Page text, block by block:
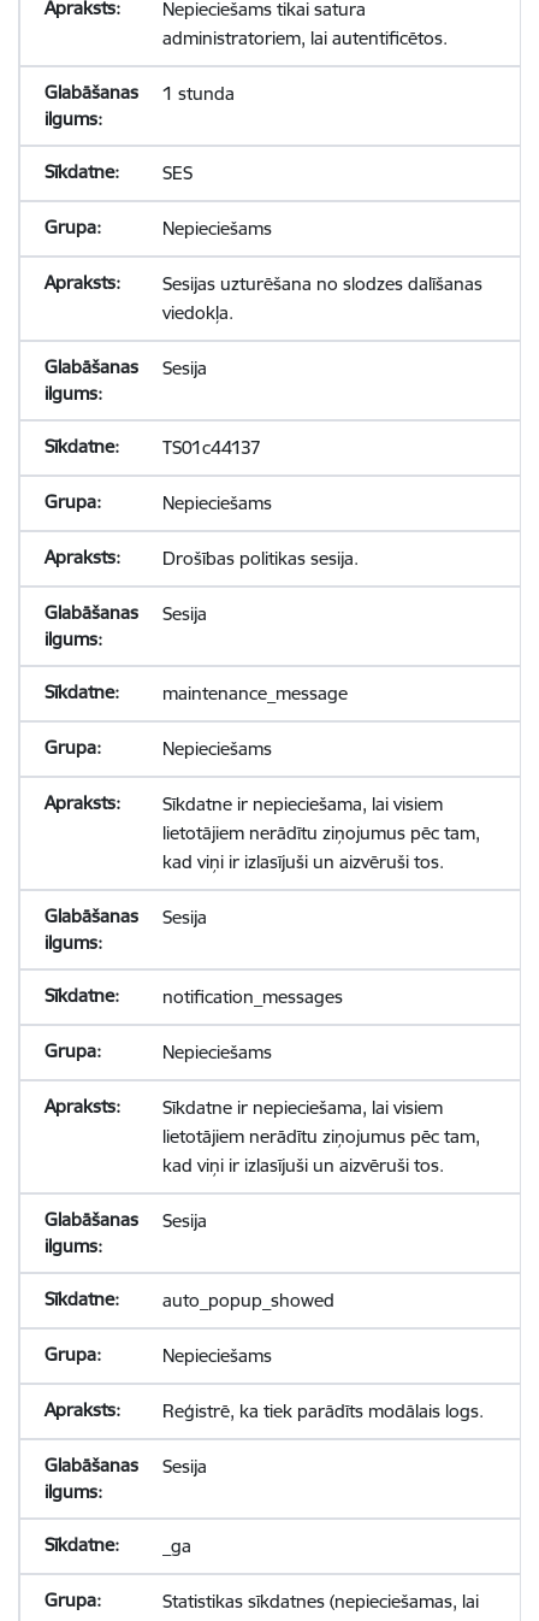
Nepieciešams tikai satura
administratoriem, lai autentificētos.
1 stunda
SES
Nepieciešams
Sesijas uzturēšana no slodzes dalīšanas
viedokļa.
Sesija
TS01c44137
Nepieciešams
Drošības politikas sesija.
Sesija
maintenance_message
Nepieciešams
Sīkdatne ir nepieciešama, lai visiem
lietotājiem nerādītu ziņojumus pēc tam,
kad viņi ir izlasījuši un aizvēruši tos.
Sesija
notification_messages
Nepieciešams
Sīkdatne ir nepieciešama, lai visiem
lietotājiem nerādītu ziņojumus pēc tam,
kad viņi ir izlasījuši un aizvēruši tos.
Sesija
auto_popup_showed
Nepieciešams
Reģistrē, ka tiek parādīts modālais logs.
Sesija
_ga
Statistikas sīkdatnes (nepieciešamas, lai